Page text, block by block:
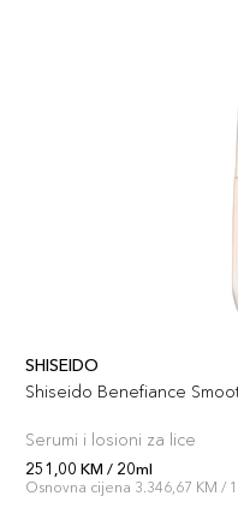
SHISEIDO
Shiseido Benefiance
Serumi i losioni za lice
251,00 KM / 20ml
Osnovna cijena 3.346,67 KM /